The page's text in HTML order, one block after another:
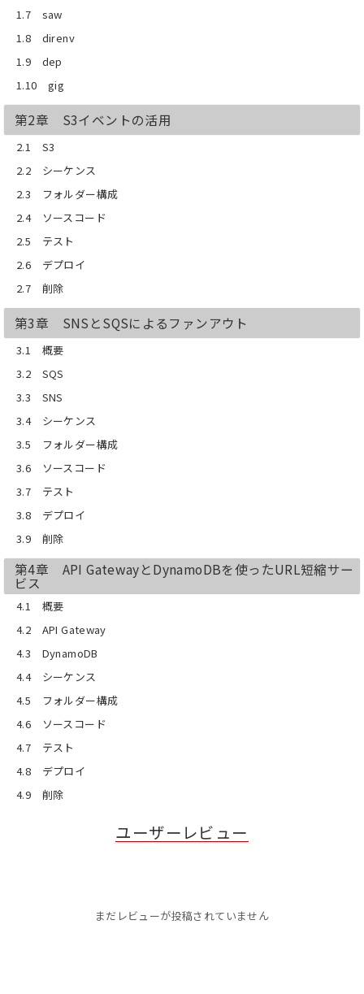
4.5 フォルダー構成
4.6 ソースコード
1.7 saw
1.8 direnv
1.9 dep
1.10 gig
第2章 S3イベントの活用
2.1 S3
2.2 シーケンス
2.3 フォルダー構成
2.4 ソースコード
2.5 テスト
2.6 デプロイ
2.7 削除
第3章 SNSとSQSによるファンアウト
3.1 概要
3.2 SQS
3.3 SNS
3.4 シーケンス
3.5 フォルダー構成
3.6 ソースコード
3.7 テスト
3.8 デプロイ
3.9 削除
第4章 API GatewayとDynamoDBを使ったURL短縮サー
ビス
4.1 概要
4.2 API Gateway
4.3 DynamoDB
4.4 シーケンス
4.5 フォルダー構成
4.6 ソースコード
4.7 テスト
4.8 デプロイ
4.9 削除
ユーザーレビュー
まだレビューが投稿されていません